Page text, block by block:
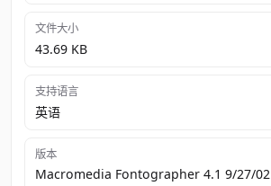
文件大小
43.69 KB
支持语言
英语
版本
Macromedia Fontographer 4.1 9/27/02